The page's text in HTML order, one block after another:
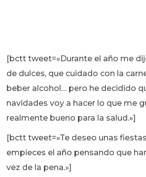
[bctt tweet=»Durante el año me
de dulces, que cuidado con la
beber alcohol… pero he decidido
navidades voy a hacer lo que me
realmente bueno para la salud.»]
[bctt tweet=»Te deseo unas
empieces el año pensando que
vez de la pena.»]